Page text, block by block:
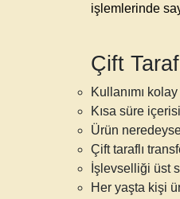
işlemlerinde
Çift
Kullanımı
Kısa süre
Ürün
Çift taraflı
İşlevselliği üst
Her yaşta kişi